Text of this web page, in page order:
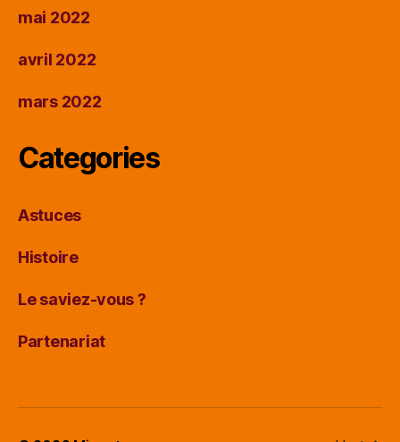
mai 2022
avril 2022
mars 2022
Categories
Astuces
Histoire
Le saviez-vous ?
Partenariat